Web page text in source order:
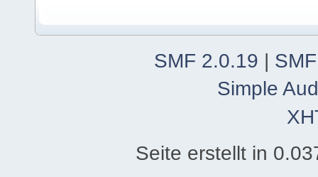
SMF 2.0.19 |
Simple
Seite erstellt in